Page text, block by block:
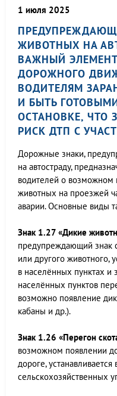
1 июля 2025
ЖИВОТНЫХ НА
ВАЖНЫЙ
ДОРОЖНОГО
ВОДИТЕЛЯМ
И БЫТЬ
ОСТАНОВКЕ, ЧТО
РИСК ДТП С
Дорожные знаки,
на автостраду,
водителей о
животных на проезжей
аварии. Основные виды
Знак 1.27 «Дикие
предупреждающий знак
или другого животного,
в населённых пунктах и
населённых пунктов
возможно появление
кабаны и др.).
Знак 1.26 «Перегон
возможном появлении
дороге,
сельскохозяйственных